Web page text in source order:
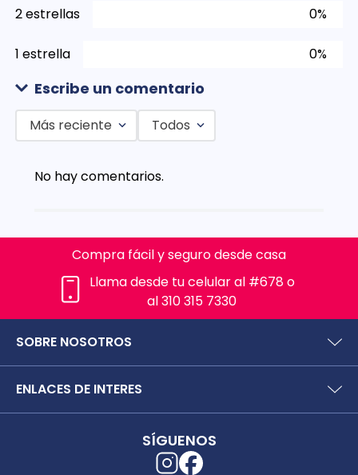
2 estrellas 0%
1 estrella 0%
Escribe un comentario
Título
Califica el producto de 1 a 5 estrellas
★★ ★★★
Tu nombre
Dirección de email
Escribe un comentario
Más reciente Todos
No hay comentarios.
Compra fácil y seguro desde casa
Llama desde tu celular al #678 o
al 310 315 7330
SOBRE NOSOTROS
Preguntas frecuentes
Políticas y términos de uso
Términos y condiciones puntos saludables
ENLACES DE INTERES
SÍGUENOS